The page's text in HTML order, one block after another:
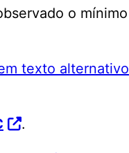
o mínimo
texto alternativo
.